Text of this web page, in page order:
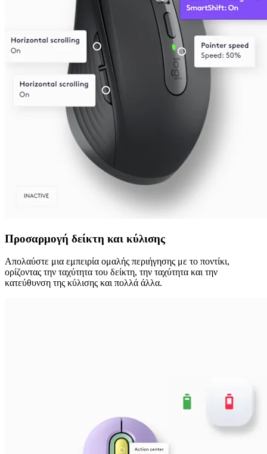
Προσαρμογή δείκτη και κύλισης
Απολαύστε μια εμπειρία ομαλής περιήγησης με το ποντίκι,
ορίζοντας την ταχύτητα του δείκτη, την ταχύτητα και την
κατεύθυνση της κύλισης και πολλά άλλα.